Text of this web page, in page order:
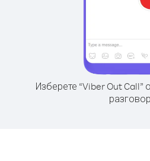
Изберете “Viber Out Call”